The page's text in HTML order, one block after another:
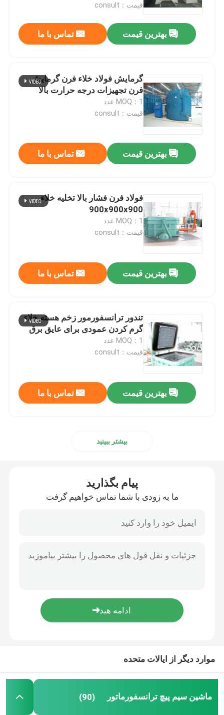
محصولات
قیمت：consult
بهترین قیمت تماس با ما
گرمایش فولاد خلاء فرن گرمایش
فرن تجهیزات درجه حرارت بالا
MOQ：1 عدد
قیمت：consult
بهترین قیمت تماس با ما
فولاد فرن فشار بالا تخلیه خلاء
900x900x900
MOQ：1 عدد
قیمت：consult
بهترین قیمت تماس با ما
تندور ترانسفورمور زخم هسته خلاء
گرم کردن عمودی برای عایق برق
MOQ：1 عدد
قیمت：consult
بهترین قیمت تماس با ما
بیشتر ببینید
پیام بگذارید
ما به زودی با شما تماس خواهیم گرفت
موارد دیگر از ایالات متحده
ماشین سیم پیچ ترانسفورماتور (90)